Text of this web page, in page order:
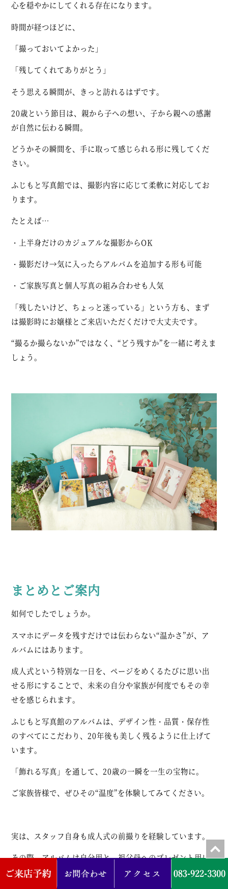
心を穏やかにしてくれる存在になります。
時間が経つほどに、
「撮っておいてよかった」
「残してくれてありがとう」
そう思える瞬間が、きっと訪れるはずです。
20歳という節目は、親から子への想い、子から親への感謝
が自然に伝わる瞬間。
どうかその瞬間を、手に取って感じられる形に残してくだ
さい。
ふじもと写真館では、撮影内容に応じて柔軟に対応してお
ります。
たとえば…
・上半身だけのカジュアルな撮影からOK
・撮影だけ→気に入ったらアルバムを追加する形も可能
・ご家族写真と個人写真の組み合わせも人気
「残したいけど、ちょっと迷っている」という方も、まず
は撮影時にお嬢様とご来店いただくだけで大丈夫です。
“撮るか撮らないか”ではなく、“どう残すか”を一緒に考えま
しょう。
まとめとご案内
如何でしたでしょうか。
スマホにデータを残すだけでは伝わらない“温かさ”が、ア
ルバムにはあります。
成人式という特別な一日を、ページをめくるたびに思い出
せる形にすることで、未来の自分や家族が何度でもその幸
せを感じられます。
ふじもと写真館のアルバムは、デザイン性・品質・保存性
のすべてにこだわり、20年後も美しく残るように仕上げて
います。
「飾れる写真」を通して、20歳の一瞬を一生の宝物に。
ご家族皆様で、ぜひその“温度”を体験してみてください。
実は、スタッフ自身も成人式の前撮りを経験しています。
その際、アルバムは自分用と、祖父母へのプレゼント用に
ミニアルバム付きのものを購入しました。